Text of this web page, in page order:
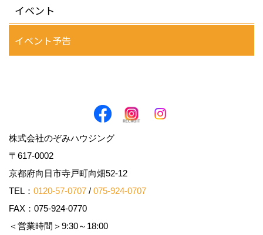
に電子データや紙媒体で提供することなどの宅地
ために利用します。
④不動産の売買契約又は賃貸契約の相手方を探索
⑤管理が伴う場合には、マンション等の管理組合
で締結した管理委託契約業務履行のため利用しま
す。
⑥上記、①から⑤の業務に付随する、お客様にと
って有用と思われる当社及び提携先のご案内や商
理においてのメンテナンス等の業務に関するお知
らせ等に利用します。
イベント
イベント予告
株式会社のぞみハウジング
〒617-0002
京都府向日市寺戸町向畑52-12
TEL： 0120-57-0707 / 075-924-0707
FAX：075-924-0770
＜営業時間＞9:30～18:00